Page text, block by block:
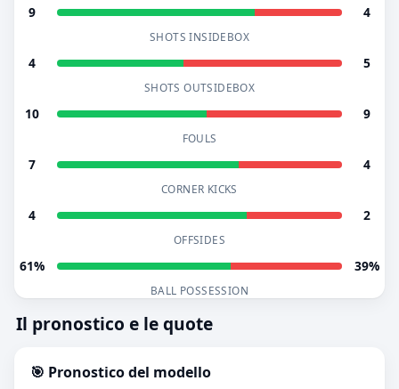
9 4
SHOTS INSIDEBOX
4 5
SHOTS OUTSIDEBOX
10 9
FOULS
7 4
CORNER KICKS
4 2
OFFSIDES
61% 39%
BALL POSSESSION
Il pronostico e le quote
🎯 Pronostico del modello